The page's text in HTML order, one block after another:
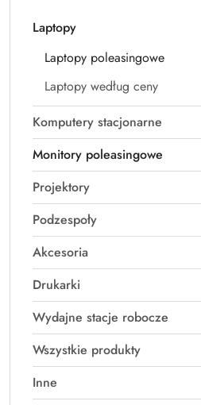
Laptopy
Laptopy poleasingowe
Laptopy według ceny
Komputery stacjonarne
Monitory poleasingowe
Projektory
Podzespoły
Akcesoria
Drukarki
Wydajne stacje robocze
Wszystkie produkty
Inne